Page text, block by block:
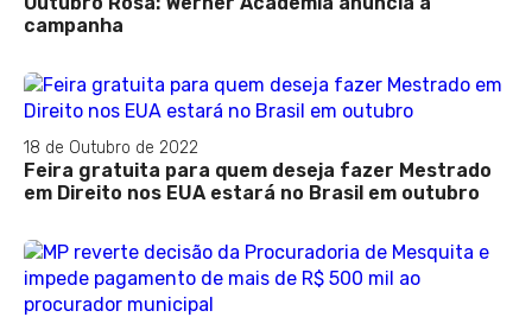
campanha
18 de Outubro de 2022
Feira gratuita para quem deseja fazer Mestrado
em Direito nos EUA estará no Brasil em outubro